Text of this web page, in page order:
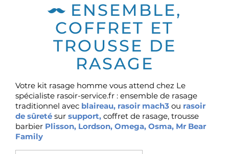
ENSEMBLE,
COFFRET ET
TROUSSE DE
RASAGE
Votre kit rasage homme vous attend chez Le
spécialiste rasoir-service.fr : ensemble de rasage
traditionnel avec blaireau, rasoir mach3 ou rasoir
de sûreté sur support, coffret de rasage, trousse
barbier Plisson, Lordson, Omega, Osma, Mr Bear
Family